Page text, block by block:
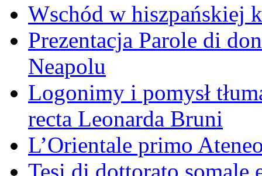
Wschód w hiszpańskiej
Prezentacja Parole di
Neapolu
Logonimy i pomysł
recta Leonarda Bruni
L’Orientale primo
Tesi di dottorato somale